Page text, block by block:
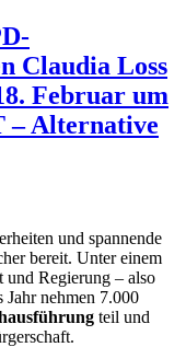
Claudia Loss
Februar um
– Alternative
und spannende
bereit. Unter einem
und Regierung – also
Jahr nehmen 7.000
teil und